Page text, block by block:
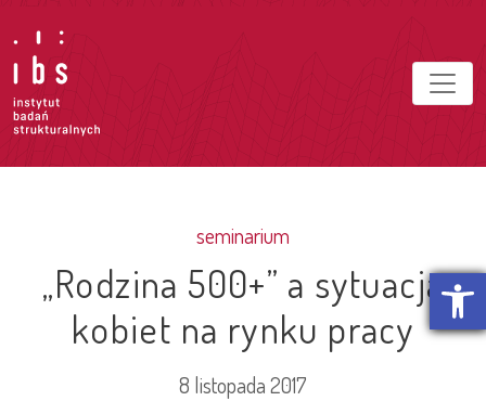
Otwórz
seminarium
„Rodzina 500+” a sytuacja
kobiet na rynku pracy
8 listopada 2017